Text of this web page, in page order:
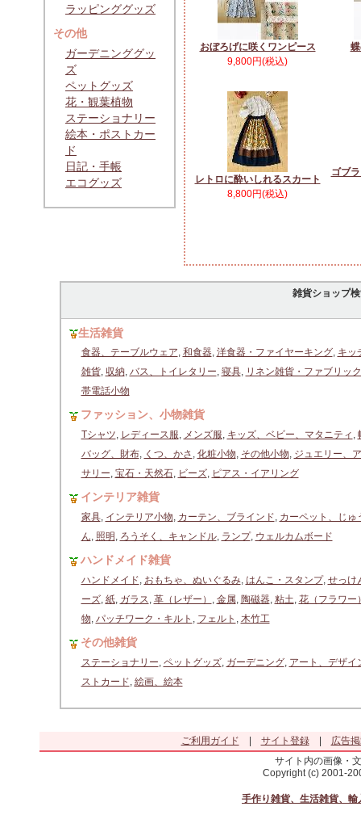
ラッピンググッズ
その他
ガーデニンググッ
ズ
ペットグッズ
花・観葉植物
ステーショナリー
絵本・ポストカー
ド
日記・手帳
エコグッズ
おぼろげに咲くワンピース
9,800円(税込)
レトロに酔いしれるスカート
8,800円(税込)
ゴブ
雑貨ショップ
生活雑貨
食器、テーブルウェア, 和食器, 洋食器・ファイヤーキング, キッ
雑貨, 収納, バス、トイレタリー, 寝具, リネン雑貨・ファブリック
帯電話小物
ファッション、小物雑貨
Tシャツ, レディース服, メンズ服, キッズ、ベビー、マタニティ ,
バッグ、財布, くつ、かさ , 化粧小物, その他小物, ジュエリー、
サリー, 宝石・天然石, ビーズ, ピアス・イアリング
インテリア雑貨
家具, インテリア小物, カーテン、ブラインド, カーペット、じゅ
ん, 照明 , ろうそく、キャンドル, ランプ, ウェルカムボード
ハンドメイド雑貨
ハンドメイド, おもちゃ、ぬいぐるみ, はんこ・スタンプ, せっけ
ーズ, 紙, ガラス, 革（レザー） , 金属, 陶磁器, 粘土, 花（フラワー
物, パッチワーク・キルト , フェルト , 木竹工
その他雑貨
ステーショナリー, ペットグッズ, ガーデニング, アート、デザイ
ストカード, 絵画、絵本
ご利用ガイド サイト登録|
広告
サイト内の画像・
Copyright (c) 2001-
手作り雑貨、生活雑貨、